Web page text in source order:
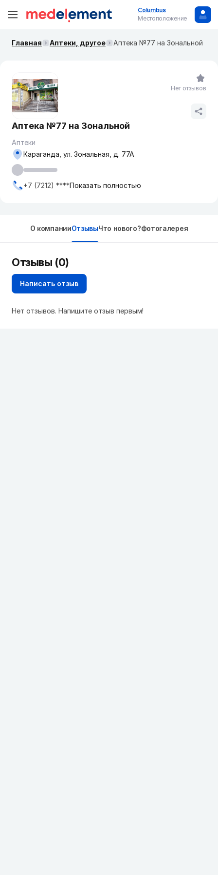
Columbus
Местоположение
Главная Аптеки, другое Аптека №77 на Зональной
Аптека №77 на Зональной
Аптеки
Караганда, ул. Зональная, д. 77А
+7 (7212) ****Показать полностью
Нет отзывов
О компанииОтзывыЧто нового?Фотогалерея
Отзывы (0)
Написать отзыв
Нет отзывов. Напишите отзыв первым!